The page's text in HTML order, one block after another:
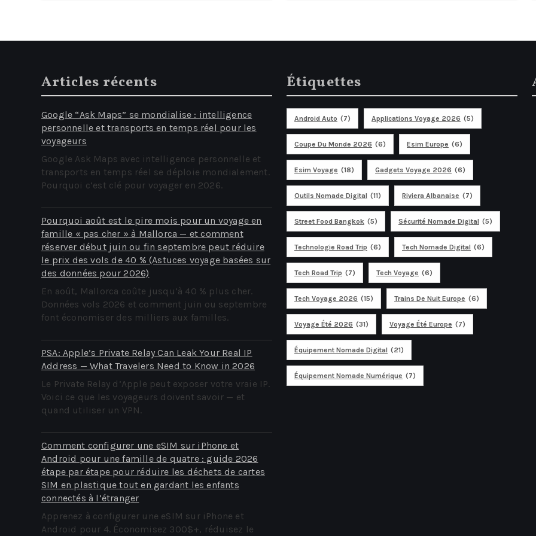
Articles récents
Google “Ask Maps” se mondialise : intelligence
personnelle et transports en temps réel pour les
voyageurs
Google Ask Maps avec intelligence personnelle et
transports en temps réel se déploie mondialement.
Pourquoi c’est clé pour voyager en 2026.
Pourquoi août est le pire mois pour un voyage en
famille « pas cher » à Mallorca — et comment
réserver début juin ou fin septembre peut réduire
le prix des vols de 40 % (Astuces voyage basées sur
des données pour 2026)
En août, Mallorca coûte jusqu’à 40 % plus cher.
Données vols 2026 et comment juin ou septembre
font économiser des milliers aux familles.
PSA: Apple’s Private Relay Can Leak Your Real IP
Address — What Travelers Need to Know in 2026
Le Private Relay d’Apple peut exposer votre vraie IP.
Voici ce que les voyageurs doivent savoir — et
quand utiliser un VPN.
Comment configurer une eSIM sur iPhone et
Android pour une famille de quatre : guide 2026
étape par étape pour réduire les déchets de cartes
SIM en plastique tout en gardant les enfants
connectés à l’étranger
Apprenez à configurer une eSIM sur iPhone et
Android pour 4. Économisez 300$+, réduisez le
Étiquettes
Android Auto (7) Applications Voyage 2026 (5)
Coupe Du Monde 2026 (6) Esim Europe (6)
Esim Voyage (18) Gadgets Voyage 2026 (6)
Outils Nomade Digital (11) Riviera Albanaise (7)
Street Food Bangkok (5) Sécurité Nomade Digital (5)
Technologie Road Trip (6) Tech Nomade Digital (6)
Tech Road Trip (7) Tech Voyage (6)
Tech Voyage 2026 (15) Trains De Nuit Europe (6)
Voyage Été 2026 (31) Voyage Été Europe (7)
Équipement Nomade Digital (21)
Équipement Nomade Numérique (7)